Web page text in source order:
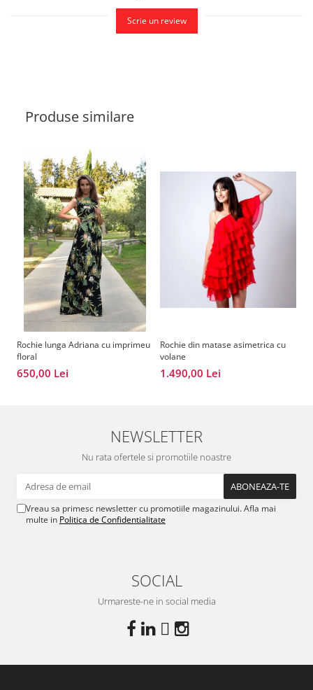
Scrie un review
Produse similare
Rochie lunga Adriana cu imprimeu
floral
650,00 Lei
Rochie din matase asimetrica cu
volane
1.490,00 Lei
NEWSLETTER
Nu rata ofertele si promotiile noastre
Vreau sa primesc newsletter cu promotiile magazinului. Afla mai
multe in Politica de Confidentialitate
SOCIAL
Urmareste-ne in social media